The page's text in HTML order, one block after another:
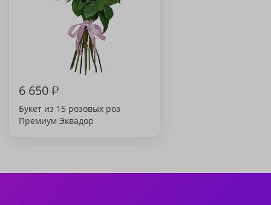
6 650₽
Букет из 15 розовых роз
Премиум Эквадор